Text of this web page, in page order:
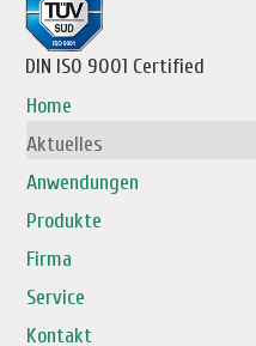
DIN ISO 9001 Certified
Home
Aktuelles
Anwendungen
Produkte
Firma
Service
Kontakt